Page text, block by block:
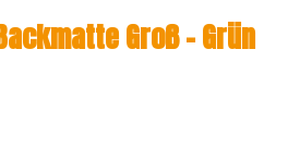
Groß - Grün